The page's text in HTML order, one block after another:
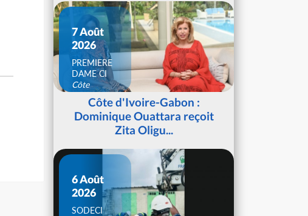
7 Août
2026
PREMIERE
DAME CI
Côte
d'IvoireCôte d'Ivoire-Gabon :
Dominique Ouattara reçoit
Zita Oligu...
6 Août
2026
SODECI